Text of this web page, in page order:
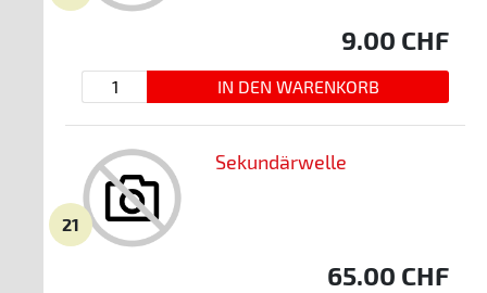
9.00 CHF
21
Sekundärwelle
65.00 CHF